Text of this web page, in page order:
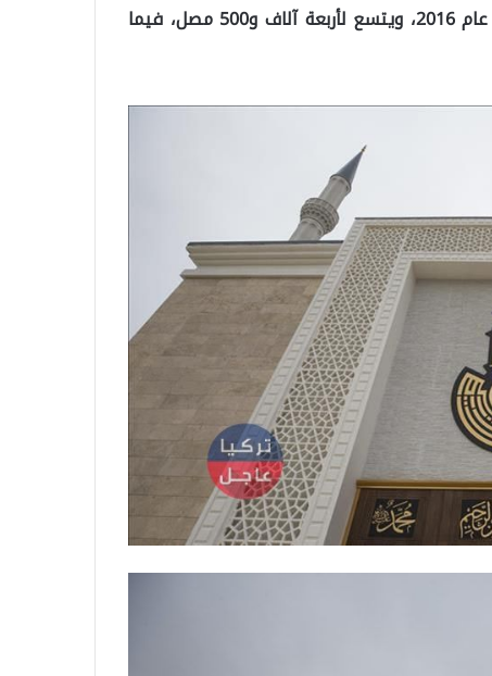
وبدأت أعمال تشييد الجامع في نوفمبر / تشرين الثاني عام 2016، ويتسع لأربعة آلاف و500 مصل، فيما